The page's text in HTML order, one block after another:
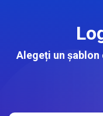
Alegeți un